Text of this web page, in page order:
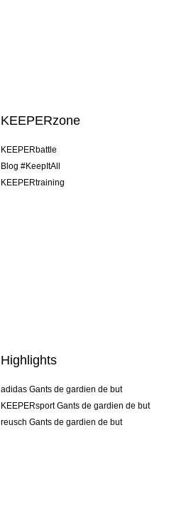
KEEPERzone
KEEPERbattle
Blog #KeepItAll
KEEPERtraining
Highlights
adidas Gants de gardien de but
KEEPERsport Gants de gardien de but
reusch Gants de gardien de but